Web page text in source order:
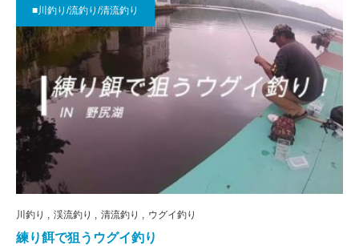
■川釣り/流釣り/清流釣り
川釣り 渓流釣り 清流釣り ウグイ釣り
練り餌で狙うウグイ釣り